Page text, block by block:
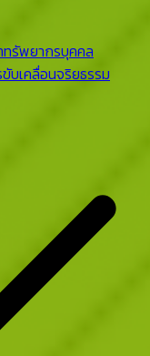
รัพยากรบุคคล
บเคลื่อนจริยธรรม